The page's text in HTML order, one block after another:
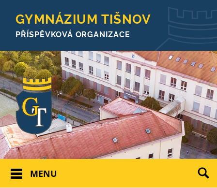
GYMNÁZIUM TIŠNOV
PŘÍSPĚVKOVÁ ORGANIZACE
MENU